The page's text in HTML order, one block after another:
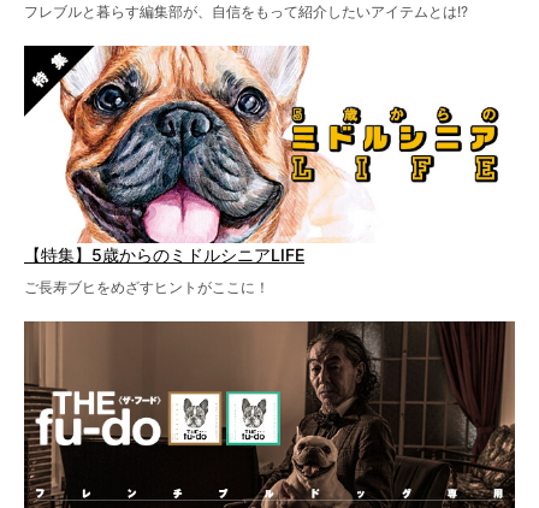
フレブルと暮らす編集部が、自信をもって紹介したいアイテムとは!?
【特集】5歳からのミドルシニアLIFE
ご長寿ブヒをめざすヒントがここに！